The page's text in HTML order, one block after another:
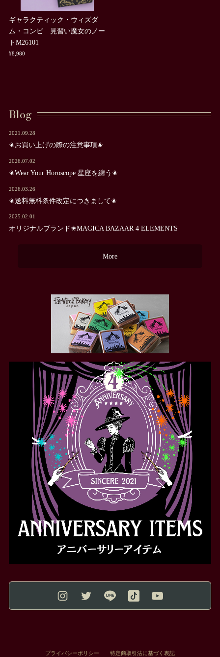
ギャラクティック・ウィズダ
ム・コンビ 見習い魔女のノー
トM26101
¥8,980
Blog
2021.09.28
✬お買い上げの際の注意事項✬
2026.07.02
✬Wear Your Horoscope 星座を纏う✬
2026.03.26
✬送料無料条件改定につきまして✬
2025.02.01
オリジナルブランド✬MAGICA BAZAAR 4 ELEMENTS
More
プライバシーポリシー 特定商取引法に基づく表記